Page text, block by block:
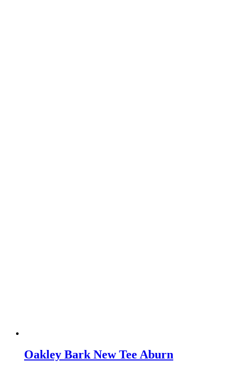
Oakley Bark New Tee Aburn